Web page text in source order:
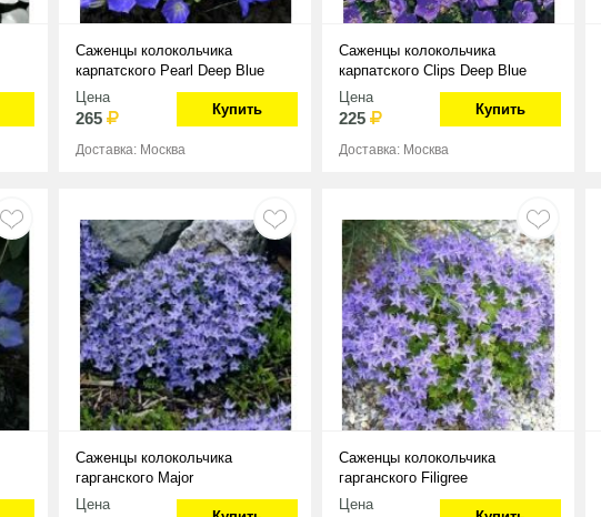
Саженцы колокольчика
карпатского Pearl Deep Blue
Цена
265 Купить
Доставка: Москва
Саженцы колокольчика
карпатского Clips Deep Blue
Цена
225 Купить
Доставка: Москва
Саженцы колокольчика
гарганского Major
Цена
Саженцы колокольчика
гарганского Filigree
Цена